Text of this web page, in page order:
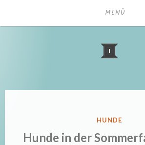
MENÜ
HUNDE
Hunde in der